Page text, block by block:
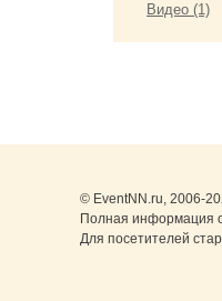
Видео (1)
© EventNN.ru, 2006-
Полная информация
Для посетителей